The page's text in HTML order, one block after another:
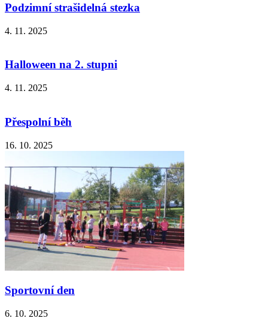
Podzimní strašidelná stezka
4. 11. 2025
Halloween na 2. stupni
4. 11. 2025
Přespolní běh
16. 10. 2025
Sportovní den
6. 10. 2025